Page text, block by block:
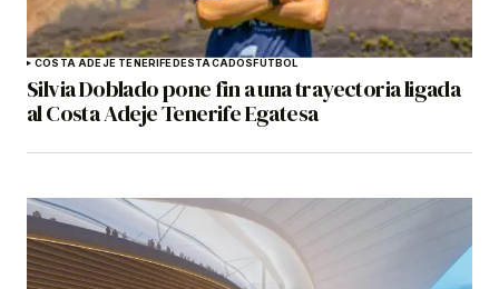
COSTA ADEJE TENERIFEDESTACADOSFÚTBOL
Silvia Doblado pone fin a una trayectoria ligada
al Costa Adeje Tenerife Egatesa